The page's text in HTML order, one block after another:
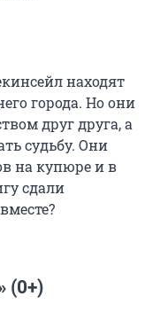
находят
города. Но они
друг друга, а
судьбу. Они
на купюре и в
сдали
(0+)